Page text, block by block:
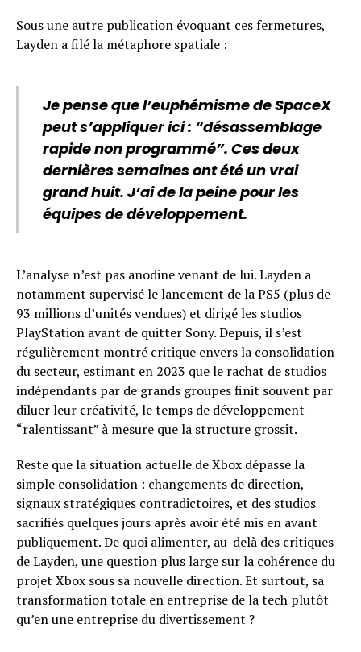
Sous une autre publication évoquant ces fermetures,
Layden a filé la métaphore spatiale :
Je pense que l’euphémisme de SpaceX
peut s’appliquer ici : “désassemblage
rapide non programmé”. Ces deux
dernières semaines ont été un vrai
grand huit. J’ai de la peine pour les
équipes de développement.
L’analyse n’est pas anodine venant de lui. Layden a
notamment supervisé le lancement de la PS5 (plus de
93 millions d’unités vendues) et dirigé les studios
PlayStation avant de quitter Sony. Depuis, il s’est
régulièrement montré critique envers la consolidation
du secteur, estimant en 2023 que le rachat de studios
indépendants par de grands groupes finit souvent par
diluer leur créativité, le temps de développement
“ralentissant” à mesure que la structure grossit.
Reste que la situation actuelle de Xbox dépasse la
simple consolidation : changements de direction,
signaux stratégiques contradictoires, et des studios
sacrifiés quelques jours après avoir été mis en avant
publiquement. De quoi alimenter, au-delà des critiques
de Layden, une question plus large sur la cohérence du
projet Xbox sous sa nouvelle direction. Et surtout, sa
transformation totale en entreprise de la tech plutôt
qu’en une entreprise du divertissement ?